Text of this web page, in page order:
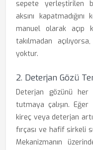
sepete yerleştirilen
aksını
manuel olarak açıp
takılmadan
yoktur.
2. Deterjan Gözü
Deterjan gözünü
tutmaya çalışın. Eğer
kireç veya deterjan
fırçası ve hafif sirkeli
Mekanizmanın